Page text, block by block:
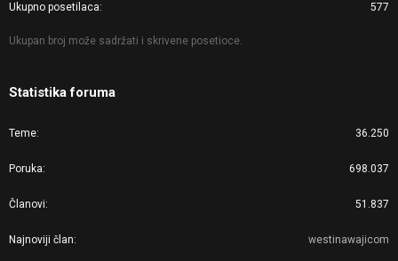
Ukupno posetilaca 577
Ukupan broj može sadržati i skrivene posetioce.
Statistika foruma
Teme 36.250
Poruka 698.037
Članovi 51.837
Najnoviji član westinawajicom